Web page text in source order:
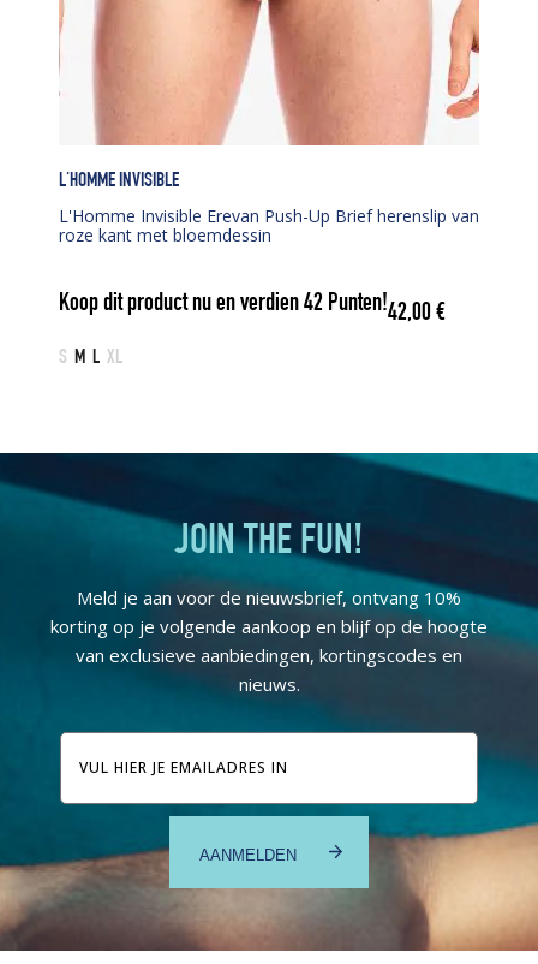
L'HOMME INVISIBLE
L'Homme Invisible Erevan Push-Up Brief herenslip van
roze kant met bloemdessin
Koop dit product nu en verdien42 Punten!42,00€
S M L XL
JOIN THE FUN!
Meld je aan voor de nieuwsbrief, ontvang 10%
korting op je volgende aankoop en blijf op de hoogte
van exclusieve aanbiedingen, kortingscodes en
nieuws.
E-
mailadres